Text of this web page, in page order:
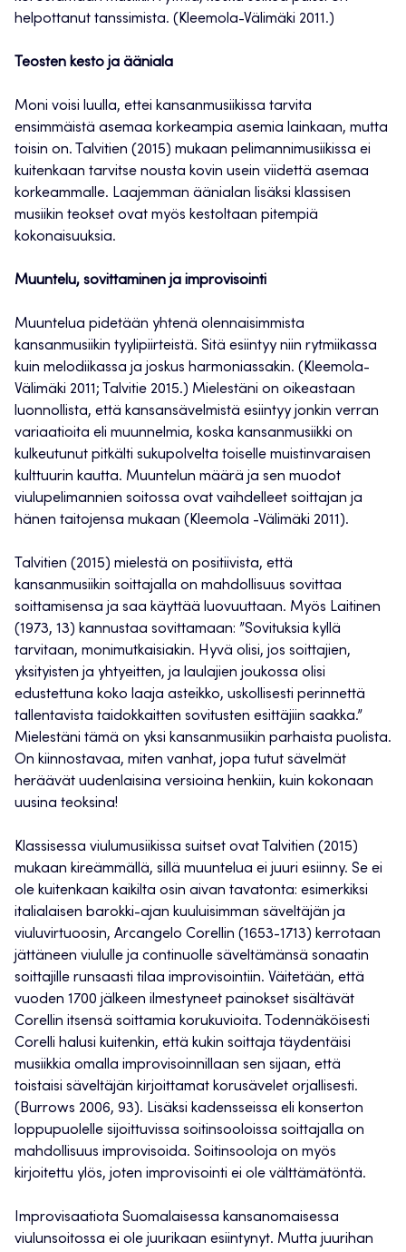
helpottanut tanssimista. (Kleemola-Välimäki 2011.)
Teosten kesto ja ääniala
Moni voisi luulla, ettei kansanmusiikissa tarvita
ensimmäistä asemaa korkeampia asemia lainkaan, mutta
toisin on. Talvitien (2015) mukaan pelimannimusiikissa ei
kuitenkaan tarvitse nousta kovin usein viidettä asemaa
korkeammalle. Laajemman äänialan lisäksi klassisen
musiikin teokset ovat myös kestoltaan pitempiä
kokonaisuuksia.
Muuntelu, sovittaminen ja improvisointi
Muuntelua pidetään yhtenä olennaisimmista
kansanmusiikin tyylipiirteistä. Sitä esiintyy niin rytmiikassa
kuin melodiikassa ja joskus harmoniassakin. (Kleemola-
Välimäki 2011; Talvitie 2015.) Mielestäni on oikeastaan
luonnollista, että kansansävelmistä esiintyy jonkin verran
variaatioita eli muunnelmia, koska kansanmusiikki on
kulkeutunut pitkälti sukupolvelta toiselle muistinvaraisen
kulttuurin kautta. Muuntelun määrä ja sen muodot
viulupelimannien soitossa ovat vaihdelleet soittajan ja
hänen taitojensa mukaan (Kleemola -Välimäki 2011).
Talvitien (2015) mielestä on positiivista, että
kansanmusiikin soittajalla on mahdollisuus sovittaa
soittamisensa ja saa käyttää luovuuttaan. Myös Laitinen
(1973, 13) kannustaa sovittamaan: ”Sovituksia kyllä
tarvitaan, monimutkaisiakin. Hyvä olisi, jos soittajien,
yksityisten ja yhtyeitten, ja laulajien joukossa olisi
edustettuna koko laaja asteikko, uskollisesti perinnettä
tallentavista taidokkaitten sovitusten esittäjiin saakka.”
Mielestäni tämä on yksi kansanmusiikin parhaista puolista.
On kiinnostavaa, miten vanhat, jopa tutut sävelmät
heräävät uudenlaisina versioina henkiin, kuin kokonaan
uusina teoksina!
Klassisessa viulumusiikissa suitset ovat Talvitien (2015)
mukaan kireämmällä, sillä muuntelua ei juuri esiinny. Se ei
ole kuitenkaan kaikilta osin aivan tavatonta: esimerkiksi
italialaisen barokki-ajan kuuluisimman säveltäjän ja
viuluvirtuoosin, Arcangelo Corellin (1653-1713) kerrotaan
jättäneen viululle ja continuolle säveltämänsä sonaatin
soittajille runsaasti tilaa improvisointiin. Väitetään, että
vuoden 1700 jälkeen ilmestyneet painokset sisältävät
Corellin itsensä soittamia korukuvioita. Todennäköisesti
Corelli halusi kuitenkin, että kukin soittaja täydentäisi
musiikkia omalla improvisoinnillaan sen sijaan, että
toistaisi säveltäjän kirjoittamat korusävelet orjallisesti.
(Burrows 2006, 93). Lisäksi kadensseissa eli konserton
loppupuolelle sijoittuvissa soitinsooloissa soittajalla on
mahdollisuus improvisoida. Soitinsooloja on myös
kirjoitettu ylös, joten improvisointi ei ole välttämätöntä.
Improvisaatiota Suomalaisessa kansanomaisessa
viulunsoitossa ei ole juurikaan esiintynyt. Mutta juurihan